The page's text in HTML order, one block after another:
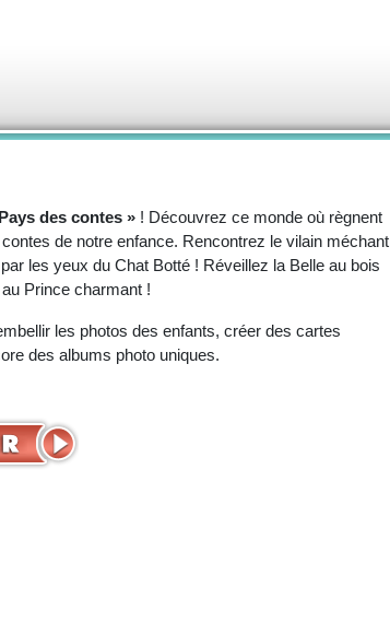
des contes » ! Découvrez ce monde où règnent
de notre enfance. Rencontrez le vilain méchant
les yeux du Chat Botté ! Réveillez la Belle au bois
Prince charmant !
les photos des enfants, créer des cartes
des albums photo uniques.